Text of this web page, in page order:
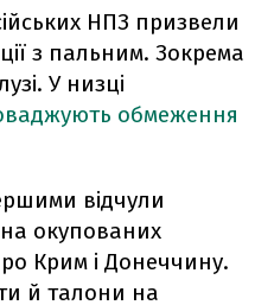
НПЗ призвели
з пальним. Зокрема
У низці
обмеження
відчули
окупованих
Крим і Донеччину.
й талони на